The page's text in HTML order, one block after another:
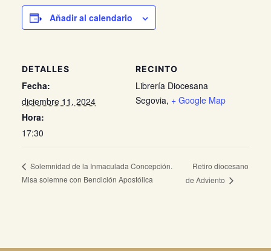
Añadir al calendario
DETALLES
Fecha:
diciembre 11, 2024
Hora:
17:30
RECINTO
Librería Diocesana
Segovia, + Google Map
Solemnidad de la Inmaculada Concepción.
Misa solemne con Bendición Apostólica
Retiro diocesano
de Adviento